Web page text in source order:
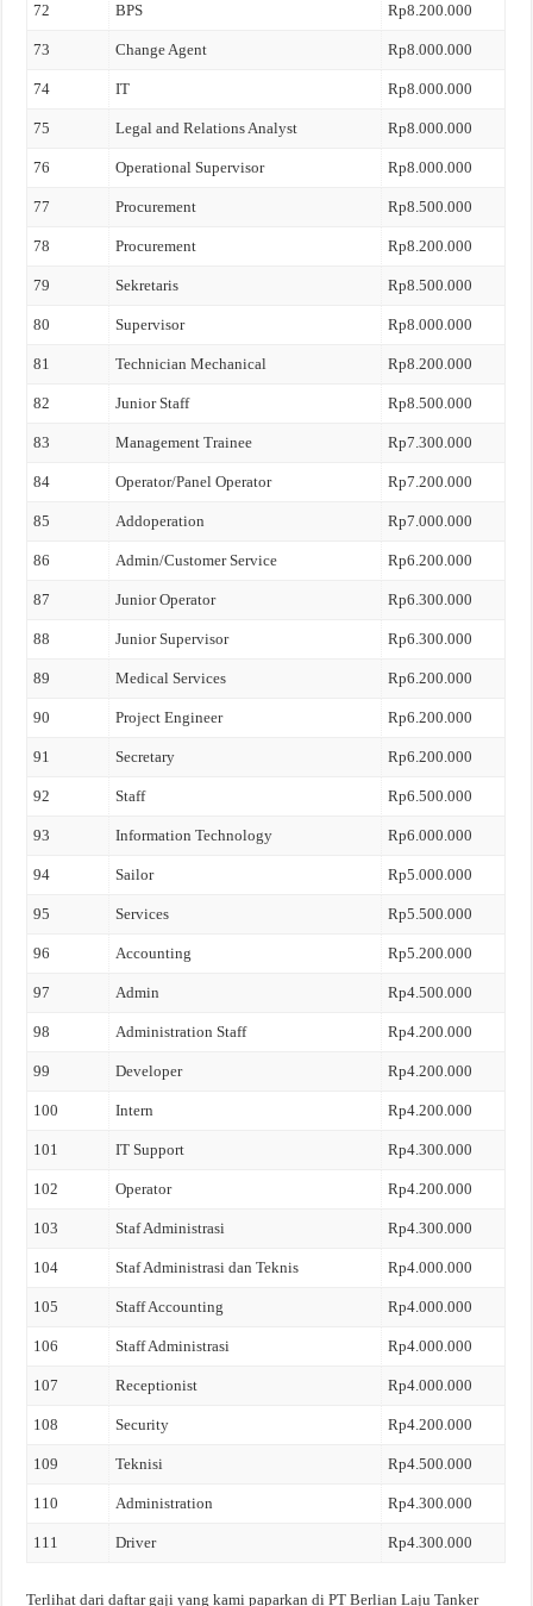
72 BPS Rp8.200.000
73 Change Agent Rp8.000.000
74 IT Rp8.000.000
75 Legal and Relations Analyst Rp8.000.000
76 Operational Supervisor Rp8.000.000
77 Procurement Rp8.500.000
78 Procurement Rp8.200.000
79 Sekretaris Rp8.500.000
80 Supervisor Rp8.000.000
81 Technician Mechanical Rp8.200.000
82 Junior Staff Rp8.500.000
83 Management Trainee Rp7.300.000
84 Operator/Panel Operator Rp7.200.000
85 Addoperation Rp7.000.000
86 Admin/Customer Service Rp6.200.000
87 Junior Operator Rp6.300.000
88 Junior Supervisor Rp6.300.000
89 Medical Services Rp6.200.000
90 Project Engineer Rp6.200.000
91 Secretary Rp6.200.000
92 Staff Rp6.500.000
93 Information Technology Rp6.000.000
94 Sailor Rp5.000.000
95 Services Rp5.500.000
96 Accounting Rp5.200.000
97 Admin Rp4.500.000
98 Administration Staff Rp4.200.000
99 Developer Rp4.200.000
100 Intern Rp4.200.000
101 IT Support Rp4.300.000
102 Operator Rp4.200.000
103 Staf Administrasi Rp4.300.000
104 Staf Administrasi dan Teknis Rp4.000.000
105 Staff Accounting Rp4.000.000
106 Staff Administrasi Rp4.000.000
107 Receptionist Rp4.000.000
108 Security Rp4.200.000
109 Teknisi Rp4.500.000
110 Administration Rp4.300.000
111 Driver Rp4.300.000
Terlihat dari daftar gaji yang kami paparkan di PT Berlian Laju Tanker